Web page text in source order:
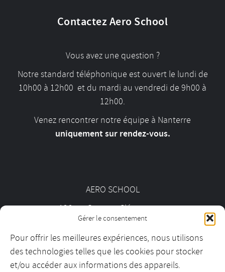
Gérer le consentement
Pour offrir les meilleures expériences, nous utilisons
des technologies telles que les cookies pour stocker
et/ou accéder aux informations des appareils.
Contactez Aero School
Vous avez une question ?
Notre standard téléphonique est ouvert le lundi de
10h00 à 12h00 et du mardi au vendredi de 9h00 à
12h00.
Venez rencontrer notre équipe à Nanterre
uniquement sur rendez-vous.
AERO SCHOOL
126 av. Georges Clémenceau
01 55 69 19 30